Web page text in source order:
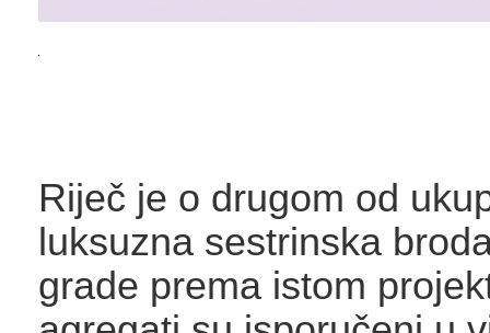
Riječ je o drugom od
luksuzna sestrinska
grade prema istom